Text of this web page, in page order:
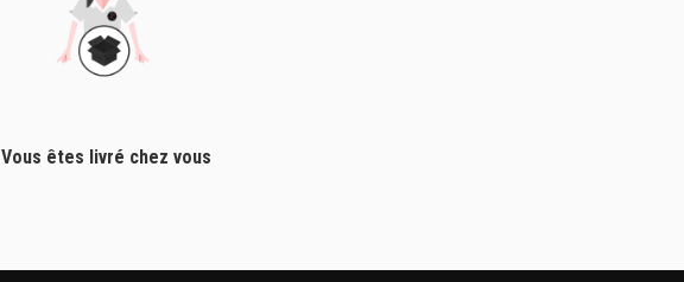
Vous êtes livré chez vous